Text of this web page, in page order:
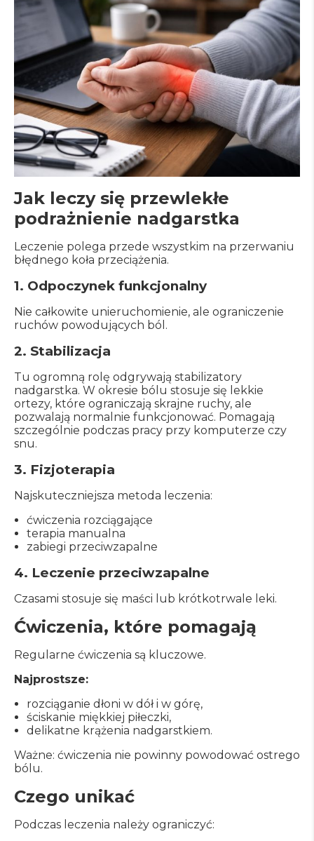
Jak leczy się przewlekłe
podrażnienie nadgarstka
Leczenie polega przede wszystkim na przerwaniu
błędnego koła przeciążenia.
1. Odpoczynek funkcjonalny
Nie całkowite unieruchomienie, ale ograniczenie
ruchów powodujących ból.
2. Stabilizacja
Tu ogromną rolę odgrywają stabilizatory
nadgarstka. W okresie bólu stosuje się lekkie
ortezy, które ograniczają skrajne ruchy, ale
pozwalają normalnie funkcjonować. Pomagają
szczególnie podczas pracy przy komputerze czy
snu.
3. Fizjoterapia
Najskuteczniejsza metoda leczenia:
ćwiczenia rozciągające
terapia manualna
zabiegi przeciwzapalne
4. Leczenie przeciwzapalne
Czasami stosuje się maści lub krótkotrwale leki.
Ćwiczenia, które pomagają
Regularne ćwiczenia są kluczowe.
Najprostsze:
rozciąganie dłoni w dół i w górę,
ściskanie miękkiej piłeczki,
delikatne krążenia nadgarstkiem.
Ważne: ćwiczenia nie powinny powodować ostrego
bólu.
Czego unikać
Podczas leczenia należy ograniczyć: